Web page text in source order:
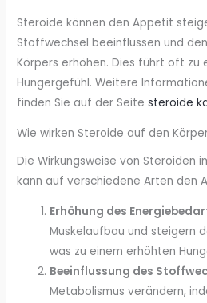
Steroide können den Appetit
Stoffwechsel beeinflussen und
Körpers erhöhen. Dies führt oft zu
Hungergefühl. Weitere
finden Sie auf der Seitesteroide
Wie wirken Steroide auf den
Die Wirkungsweise von Steroiden
kann auf verschiedene Arten den
Erhöhung des
Muskelaufbau und steigern
was zu einem erhöhten
Beeinflussung des
Metabolismus verändern,